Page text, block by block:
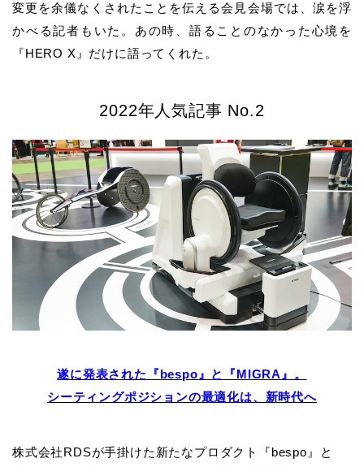
変更を余儀なくされたことを伝える会見会場では、涙を浮
かべる記者もいた。あの時、語ることのなかった心境を
『HERO X』だけに語ってくれた。
2022年人気記事 No.2
遂に発表された『bespo』と『MIGRA』。
シーティングポジションの最適化は、新時代へ
株式会社RDSが手掛けた新たなプロダクト『bespo』と